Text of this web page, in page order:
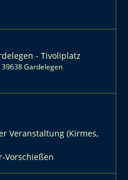
- Tivoliplatz
39638 Gardelegen
Veranstaltung (Kirmes,
Vorschießen